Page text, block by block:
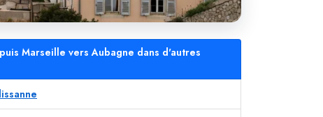
Marseille vers Aubagne dans d'autres